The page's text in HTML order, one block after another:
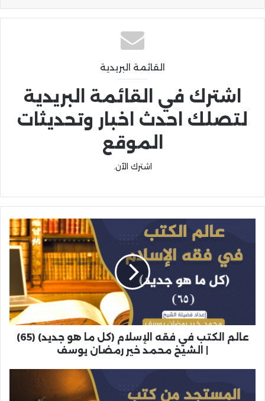
القائمة البريدية
اشترك في القائمة البريدية
لتصلك احدث اخبار وتحديثات
الموقع
اشترك الآن.
عالم الكتب في فقه الإسلام (كل ما هو جديد) (65)
| الشيخ محمد خير رمضان يوسف